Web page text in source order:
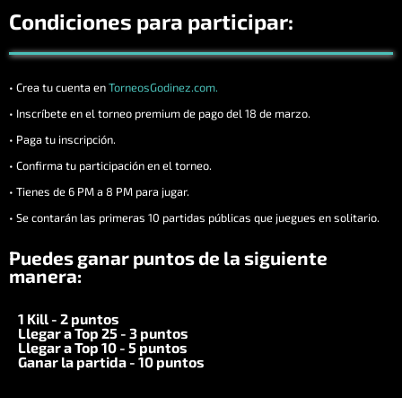
Condiciones para participar:
• Crea tu cuenta enTorneosGodinez.com.
• Inscríbete en el torneo premium de pago del 18 de marzo.
• Paga tu inscripción.
• Confirma tu participación en el torneo.
• Tienes de 6 PM a 8 PM para jugar.
• Se contarán las primeras 10 partidas públicas que juegues en solitario.
Puedes ganar puntos de la siguiente
manera:
1 Kill - 2 puntos
Llegar a Top 25 - 3 puntos
Llegar a Top 10 - 5 puntos
Ganar la partida - 10 puntos